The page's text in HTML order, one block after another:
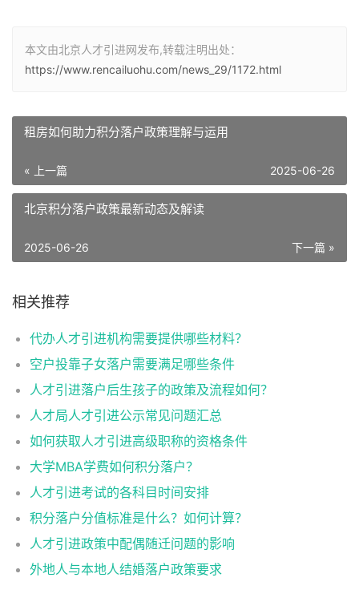
本文由北京人才引进网发布,转载注明出处：
https://www.rencailuohu.com/news_29/1172.html
租房如何助力积分落户政策理解与运用
« 上一篇 2025-06-26
北京积分落户政策最新动态及解读
下一篇 »
2025-06-26
相关推荐
代办人才引进机构需要提供哪些材料？
空户投靠子女落户需要满足哪些条件
人才引进落户后生孩子的政策及流程如何？
人才局人才引进公示常见问题汇总
如何获取人才引进高级职称的资格条件
大学MBA学费如何积分落户？
人才引进考试的各科目时间安排
积分落户分值标准是什么？如何计算？
人才引进政策中配偶随迁问题的影响
外地人与本地人结婚落户政策要求